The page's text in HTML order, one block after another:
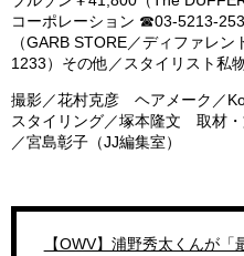
コーポレーション ☎︎03-5213-
（GARB STORE／ディファレ
1233）その他／スタイリスト私
撮影／花村克彦 ヘアメーク／
スタイリング／塚本隆文 取材
／宮島彰子（JJ編集室）
【OWV】浦野秀太くんが